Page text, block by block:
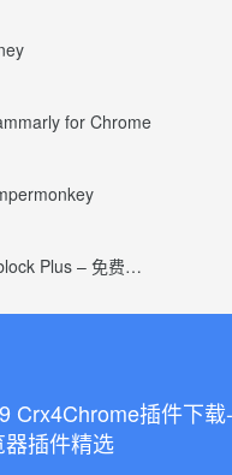
for Chrome
Adblock Plus – 免费的广告拦截器
Crx4Chrome插件下
插件精选